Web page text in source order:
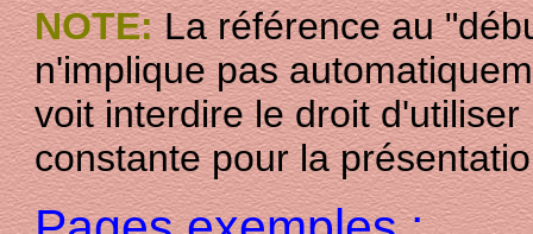
NOTE:La référence au
n'implique pas
voit interdire le droit
constante pour la